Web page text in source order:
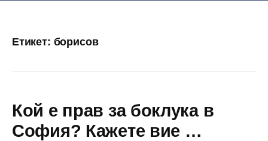
Етикет: борисов
Кой е прав за боклука в
София? Кажете вие …